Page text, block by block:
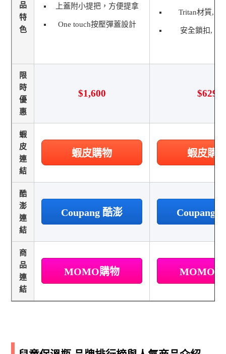
品
特
色
上蓋附小提把，方便提拿
One touch按壓彈蓋設計
Tritan材質, 耐
安全鎖扣, 多
限
時
優
惠
$1,600 $629
蝦
皮
連
結
蝦皮購物 蝦皮購
酷
澎
連
結
Coupang 酷澎 Coupang
商
品
連
結
MOMO購物 MOMO